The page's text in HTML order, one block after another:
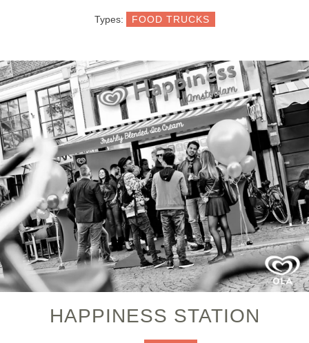
Types: FOOD TRUCKS
HAPPINESS STATION